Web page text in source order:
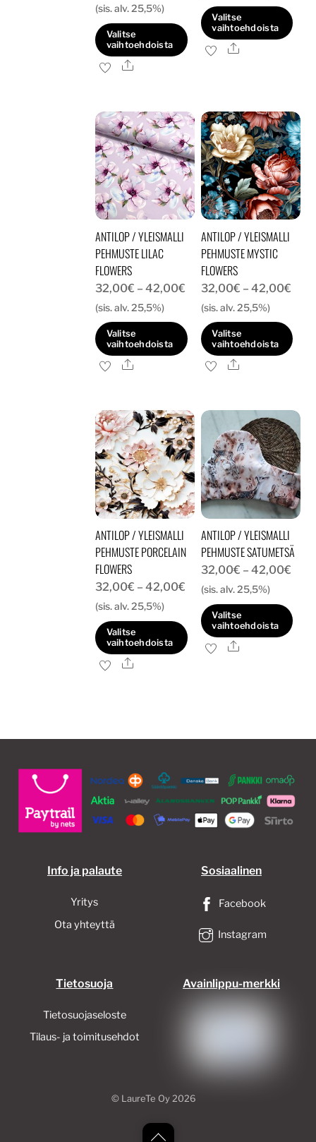
32,00€
42,00€
(sis. alv. 25,5%)
Valitse
vaihtoehdoista
Tällä
useampi
muunnelma.
Voit
tehdä
valinnat
tuotteen
sivulla.
Ale
Valitse
vaihtoehdoista
Tällä
muunnelma.
Voit
tehdä
valinnat
tuotteen
sivulla.
Ale
ANTILOP / YLEISMALLI
PEHMUSTE LILAC
FLOWERS
32,00€ – 42,00€ Hintaluokka:
32,00€
42,00€
(sis. alv. 25,5%)
Valitse
vaihtoehdoista
Tällä
useampi
muunnelma.
Voit
tehdä
valinnat
tuotteen
sivulla.
Ale
ANTILOP / YLEISMALLI
PEHMUSTE MYSTIC
FLOWERS
32,00€ – 42,00€
(sis. alv. 25,5%)
Valitse
vaihtoehdoista
Tällä
useampi
muunnelma.
Voit
tehdä
valinnat
tuotteen
sivulla.
Ale
ANTILOP / YLEISMALLI
PEHMUSTE PORCELAIN
FLOWERS
32,00€ – 42,00€ Hintaluokka:
32,00€
42,00€
(sis. alv. 25,5%)
Valitse
vaihtoehdoista
Tällä
muunnelma.
tehdä
valinnat
tuotteen
Ale
ANTILOP / YLEISMALLI
PEHMUSTE SATUMETSÄ
32,00€ – 42,00€
(sis. alv. 25,5%)
Valitse
vaihtoehdoista
Tällä
Voit
valinnat
tuotteen
sivulla.
Ale
Info ja palaute
Yritys
Ota yhteyttä
Sosiaalinen
Facebook
Instagram
Tietosuoja
Tietosuojaseloste
Tilaus- ja toimitusehdot
Avainlippu-merkki
Back
© LaureTe Oy2026